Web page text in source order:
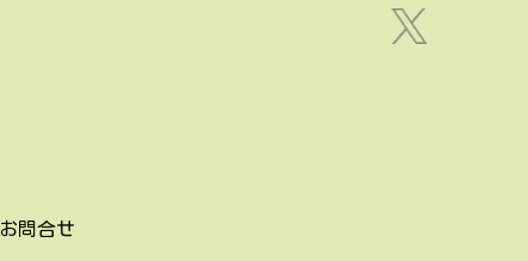
お問合せ